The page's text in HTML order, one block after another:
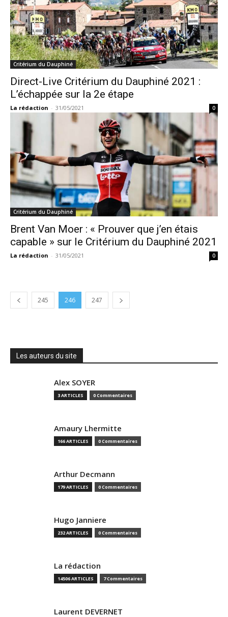
Critérium du Dauphiné
Direct-Live Critérium du Dauphiné 2021 :
L’échappée sur la 2e étape
La rédaction - 31/05/2021 0
Critérium du Dauphiné
Brent Van Moer : « Prouver que j’en étais
capable » sur le Critérium du Dauphiné 2021
La rédaction - 31/05/2021 0
245 246 247
Les auteurs du site
Alex SOYER
3 ARTICLES 0 Commentaires
Amaury Lhermitte
166 ARTICLES 0 Commentaires
Arthur Decmann
179 ARTICLES 0 Commentaires
Hugo Janniere
232 ARTICLES 0 Commentaires
La rédaction
14506 ARTICLES 7 Commentaires
Laurent DEVERNET